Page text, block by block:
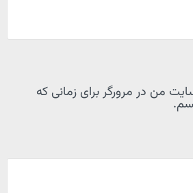
من در مرورگر برای زمانی که